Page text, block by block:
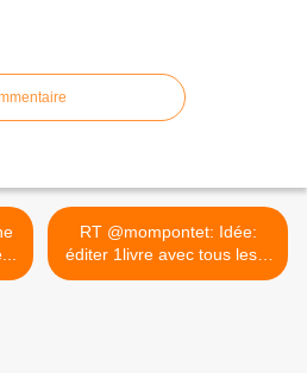
RT @mompontet: Idée:
éditer 1livre avec tous les...
>